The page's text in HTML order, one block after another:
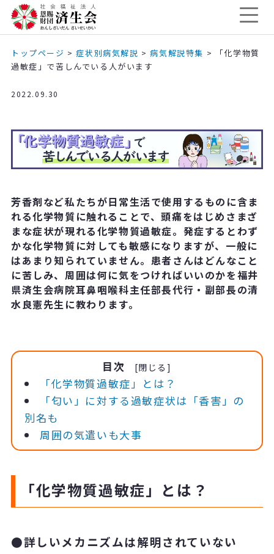
トップページ >症状別病気解説 >病気解説特集 >
「化学物質
過敏症」で苦しんでいる人がいます
2022.09.30
芳香剤など私たちが日常生活で使用するものに含ま
れる化学物質に触れることで、頭痛をはじめさまざ
まな症状が現れる化学物質過敏症。発症するとわず
かな化学物質に対しても敏感になりますが、一般に
はあまり知られていません。患者さんはどんなこと
に苦しみ、周囲は何に気をつければいいのかを福井
県済生会病院耳鼻咽喉科主任部長代行・副部長の清
水良憲先生に教わります。
目次
「化学物質過敏症」とは？
「匂い」に対する過敏症状は「香害」の
別名も
周囲の気遣いも大事
「化学物質過敏症」とは？
●詳しいメカニズムは解明されていない